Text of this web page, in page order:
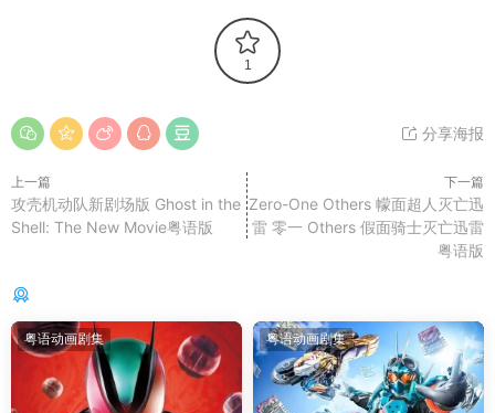
1
分享海报
上一篇
攻壳机动队新剧场版 Ghost in the
Shell: The New Movie粤语版
下一篇
Zero-One Others 幪面超人灭亡迅
雷 零一 Others 假面骑士灭亡迅雷
粤语版
粤语动画剧集 粤语动画剧集